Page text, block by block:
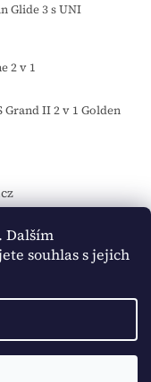
Dalším
souhlas s jejich
Glide 3 s UNI
2 v 1
Grand II 2 v 1 Golden
. Všechna práva